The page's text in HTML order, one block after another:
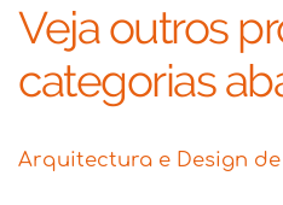
Veja outros
categorias
Arquitectura e Design